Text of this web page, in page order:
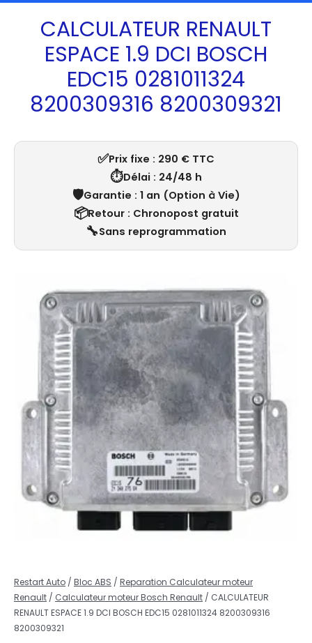
CALCULATEUR RENAULT
ESPACE 1.9 DCI BOSCH
EDC15 0281011324
8200309316 8200309321
✅Prix fixe : 290 € TTC
⏱️Délai : 24/48 h
🛡️Garantie : 1 an (Option à Vie)
📦Retour : Chronopost gratuit
🔧Sans reprogrammation
Restart Auto / Bloc ABS / Reparation Calculateur moteur
Renault / Calculateur moteur Bosch Renault / CALCULATEUR
RENAULT ESPACE 1.9 DCI BOSCH EDC15 0281011324 8200309316
8200309321